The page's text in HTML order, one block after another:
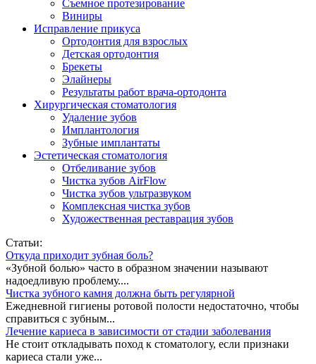
Съемное протезирование
Виниры
Исправление прикуса
Ортодонтия для взрослых
Детская ортодонтия
Брекеты
Элайнеры
Результаты работ врача-ортодонта
Хирургическая стоматология
Удаление зубов
Имплантология
Зубные имплантаты
Эстетическая стоматология
Отбеливание зубов
Чистка зубов AirFlow
Чистка зубов ультразвуком
Комплексная чистка зубов
Художественная реставрация зубов
Статьи:
Откуда приходит зубная боль?
«Зубной болью» часто в образном значении называют
надоедливую проблему....
Чистка зубного камня должна быть регулярной
Ежедневной гигиены ротовой полости недостаточно, чтобы
справиться с зубным...
Лечение кариеса в зависимости от стадии заболевания
Не стоит откладывать поход к стоматологу, если признаки
кариеса стали уже...